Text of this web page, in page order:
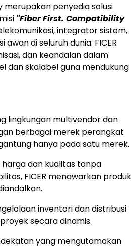
merupakan penyedia solusi
"Fiber First. Compatibility
integrator sistem,
di seluruh dunia. FICER
dan keandalan dalam
dan skalabel guna mendukung
lingkungan multivendor dan
berbagai merek perangkat
hanya pada satu merek.
dan kualitas tanpa
FICER menawarkan produk
inventori dan distribusi
secara dinamis.
yang mengutamakan